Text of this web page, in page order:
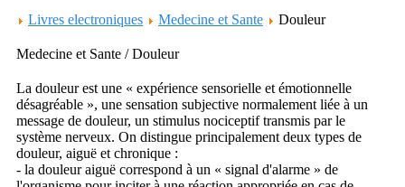
Livres electroniques Medecine et Sante Douleur
Medecine et Sante / Douleur
La douleur est une « expérience sensorielle et émotionnelle
désagréable », une sensation subjective normalement liée à un
message de douleur, un stimulus nociceptif transmis par le
système nerveux. On distingue principalement deux types de
douleur, aiguë et chronique :
- la douleur aiguë correspond à un « signal d'alarme » de